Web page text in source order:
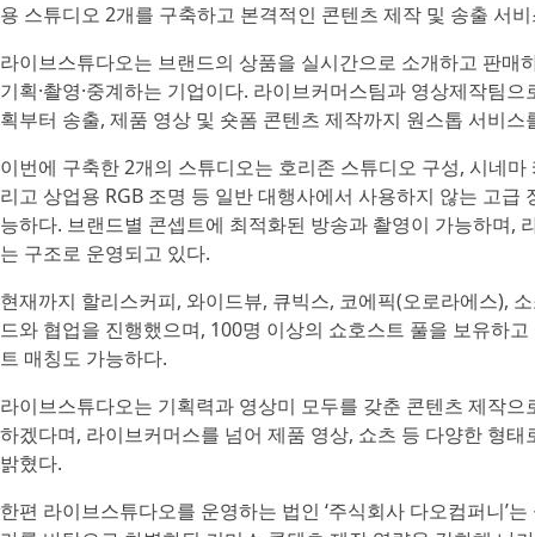
용 스튜디오 2개를 구축하고 본격적인 콘텐츠 제작 및 송출 서
라이브스튜다오는 브랜드의 상품을 실시간으로 소개하고 판매
기획·촬영·중계하는 기업이다. 라이브커머스팀과 영상제작팀
획부터 송출, 제품 영상 및 숏폼 콘텐츠 제작까지 원스톱 서비스
이번에 구축한 2개의 스튜디오는 호리존 스튜디오 구성, 시네
리고 상업용 RGB 조명 등 일반 대행사에서 사용하지 않는 고급
능하다. 브랜드별 콘셉트에 최적화된 방송과 촬영이 가능하며,
는 구조로 운영되고 있다.
현재까지 할리스커피, 와이드뷰, 큐빅스, 코에픽(오로라에스),
드와 협업을 진행했으며, 100명 이상의 쇼호스트 풀을 보유하
트 매칭도 가능하다.
라이브스튜다오는 기획력과 영상미 모두를 갖춘 콘텐츠 제작
하겠다며, 라이브커머스를 넘어 제품 영상, 쇼츠 등 다양한 형
밝혔다.
한편 라이브스튜다오를 운영하는 법인 ‘주식회사 다오컴퍼니’